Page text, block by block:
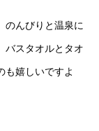
のんびりと温泉に
バスタオルとタオ
も嬉しいですよ